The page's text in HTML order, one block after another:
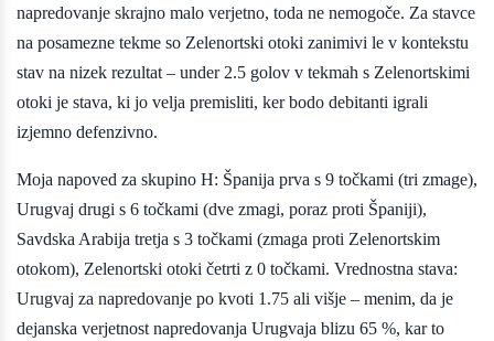
napredovanje skrajno malo verjetno, toda ne nemogoče. Za stavce
na posamezne tekme so Zelenortski otoki zanimivi le v kontekstu
stav na nizek rezultat – under 2.5 golov v tekmah s Zelenortskimi
otoki je stava, ki jo velja premisliti, ker bodo debitanti igrali
izjemno defenzivno.
Moja napoved za skupino H: Španija prva s 9 točkami (tri zmage),
Urugvaj drugi s 6 točkami (dve zmagi, poraz proti Španiji),
Savdska Arabija tretja s 3 točkami (zmaga proti Zelenortskim
otokom), Zelenortski otoki četrti z 0 točkami. Vrednostna stava:
Urugvaj za napredovanje po kvoti 1.75 ali višje – menim, da je
dejanska verjetnost napredovanja Urugvaja blizu 65 %, kar to